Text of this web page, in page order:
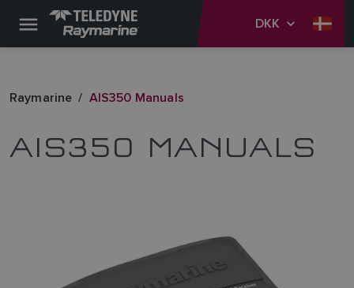
DKK
Raymarine AIS350 Manuals
AIS350 MANUALS